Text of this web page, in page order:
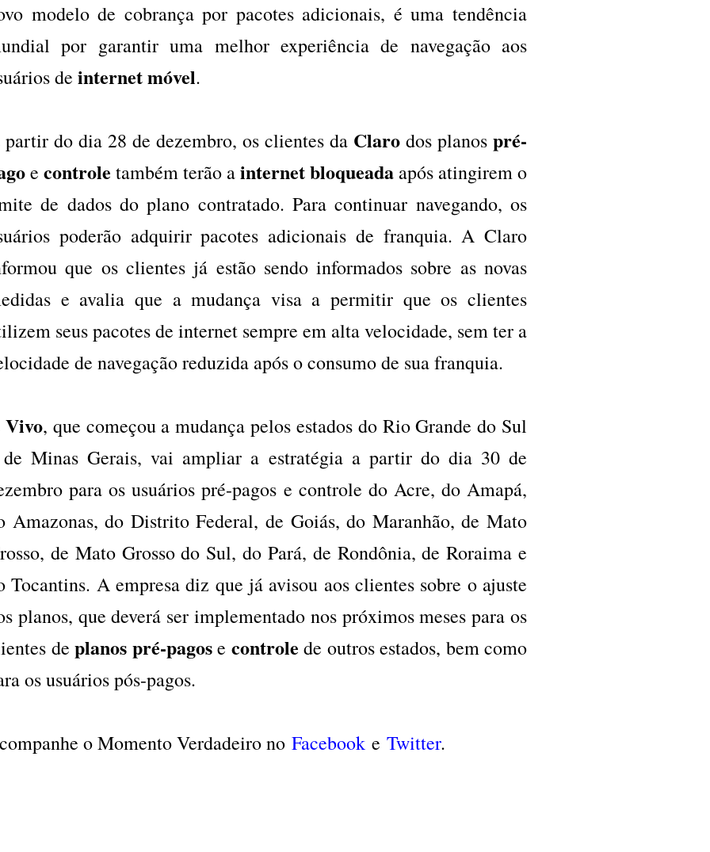
modelo de cobrança por pacotes adicionais, é uma tendência
por garantir uma melhor experiência de navegação aos
de internet móvel.
do dia 28 de dezembro, os clientes da Claro dos planos pré-
e controle também terão ainternet bloqueada após atingirem o
de dados do plano contratado. Para continuar navegando, os
poderão adquirir pacotes adicionais de franquia. A Claro
que os clientes já estão sendo informados sobre as novas
e avalia que a mudança visa a permitir que os clientes
seus pacotes de internet sempre em alta velocidade, sem ter a
de navegação reduzida após o consumo de sua franquia.
Vivo, que começou a mudança pelos estados do Rio Grande do Sul
Minas Gerais, vai ampliar a estratégia a partir do dia 30 de
para os usuários pré-pagos e controle do Acre, do Amapá,
Amazonas, do Distrito Federal, de Goiás, do Maranhão, de Mato
de Mato Grosso do Sul, do Pará, de Rondônia, de Roraima e
Tocantins. A empresa diz que já avisou aos clientes sobre o ajuste
planos, que deverá ser implementado nos próximos meses para os
de planos pré-pagose controle de outros estados, bem como
os usuários pós-pagos.
o Momento Verdadeiro no Facebook e Twitter.